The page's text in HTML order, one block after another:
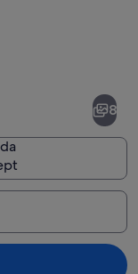
con playa, barcos
8